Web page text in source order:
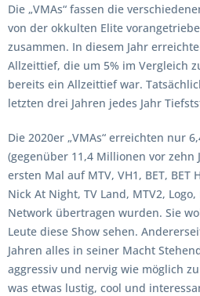
Die „VMAs“ fassen die
von der okkulten Elite
zusammen. In diesem Jahr
Allzeittief, die um 5% im Vergleich
bereits ein Allzeittief war.
letzten drei Jahren jedes Jahr
Die 2020er „VMAs“ erreichten nur
(gegenüber 11,4 Millionen vor zehn
ersten Mal auf MTV, VH1, BET, BET
Nick At Night, TV Land, MTV2,
Network übertragen wurden. Sie
Leute diese Show sehen.
Jahren alles in seiner Macht
aggressiv und nervig wie möglich
was etwas lustig, cool und